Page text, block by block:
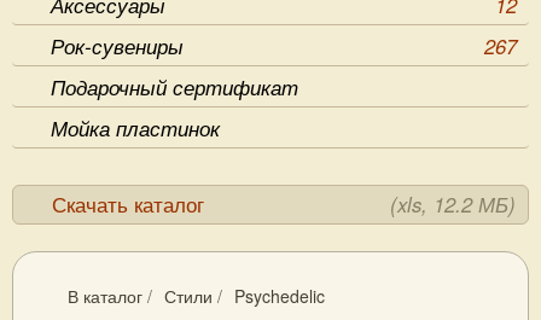
Рок-сувениры
267
Подарочный сертификат
Мойка пластинок
Скачать каталог (xls, 12.2 МБ)
В каталог / Стили / Psychedelic